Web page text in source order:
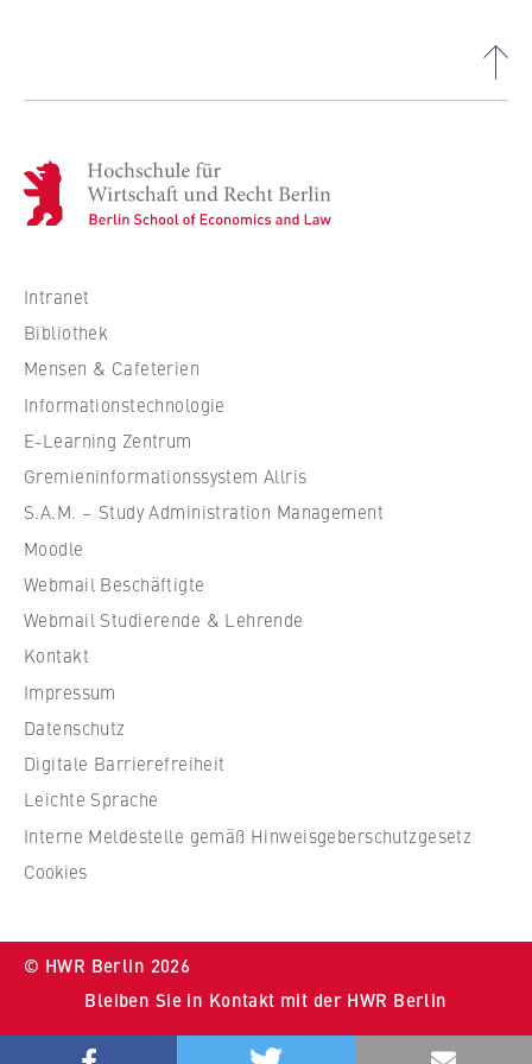
H
o
c
s
c
u
l
e
f
i
r
t
c
h
a
f
t
n
R
e
c
h
Intranet
Bibliothek
Mensen & Cafeterien
Informationstechnologie
E-Learning Zentrum
Gremieninformationssystem Allris
S.A.M. – Study Administration Management
Moodle
Webmail Beschäftigte
Webmail Studierende & Lehrende
Kontakt
Impressum
Datenschutz
Digitale Barrierefreiheit
Leichte Sprache
Interne Meldestelle gemäß Hinweisgeberschutzgesetz
Cookies
© HWR Berlin 2026
Bleiben Sie in Kontakt mit der HWR Berlin
Bluesky
Youtube
Instragram